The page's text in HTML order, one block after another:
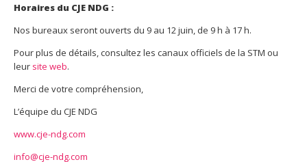
Horaires du CJE NDG :
Nos bureaux seront ouverts du 9 au 12 juin, de 9 h à 17 h.
Pour plus de détails, consultez les canaux officiels de la STM ou
leur site web.
Merci de votre compréhension,
L’équipe du CJE NDG
www.cje-ndg.com
info@cje-ndg.com